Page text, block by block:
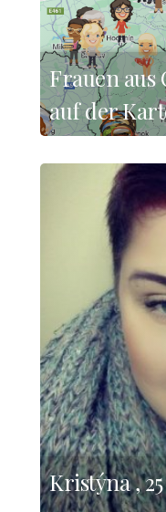
Frauen aus
auf der
Kristýna , 25